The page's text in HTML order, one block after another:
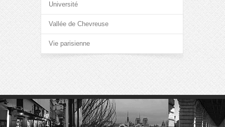
Université
Vallée de Chevreuse
Vie parisienne